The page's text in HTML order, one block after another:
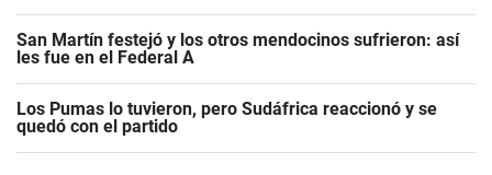
San Martín festejó y los otros mendocinos sufrieron: así
les fue en el Federal A
Los Pumas lo tuvieron, pero Sudáfrica reaccionó y se
quedó con el partido